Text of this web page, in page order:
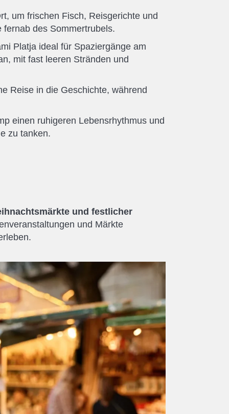
um frischen Fisch, Reisgerichte und
des Sommertrubels.
Platja ideal für Spaziergänge am
mit fast leeren Stränden und
Reise in die Geschichte, während
einen ruhigeren Lebensrhythmus und
zu tanken.
und festlicher
und Märkte